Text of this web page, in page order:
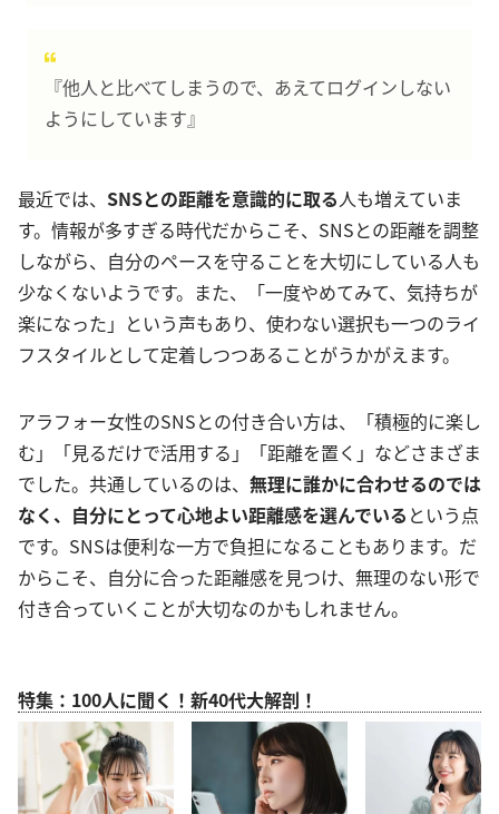
『他人と比べてしまうので、あえてログインしない
ようにしています』
最近では、 SNSとの距離を意識的に取る人も増えていま
す。情報が多すぎる時代だからこそ、SNSとの距離を調整
しながら、自分のペースを守ることを大切にしている人も
少なくないようです。また、「一度やめてみて、気持ちが
楽になった」という声もあり、使わない選択も一つのライ
フスタイルとして定着しつつあることがうかがえます。
アラフォー女性のSNSとの付き合い方は、「積極的に楽し
む」「見るだけで活用する」「距離を置く」などさまざま
でした。共通しているのは、 無理に誰かに合わせるのでは
なく、自分にとって心地よい距離感を選んでいる という点
です。SNSは便利な一方で負担になることもあります。だ
からこそ、自分に合った距離感を見つけ、無理のない形で
付き合っていくことが大切なのかもしれません。
特集：100人に聞く！新40代大解剖！